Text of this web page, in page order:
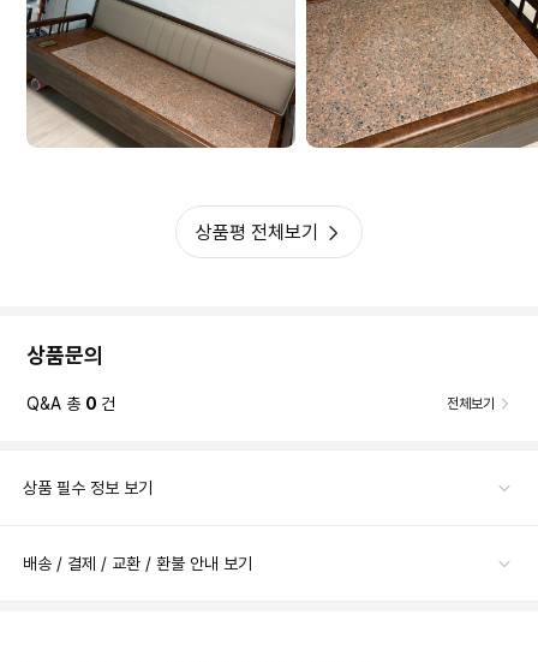
상품평 전체보기
상품문의
Q&A 총 0 건 전체보기
상품 필수 정보 보기
배송 / 결제 / 교환 / 환불 안내 보기